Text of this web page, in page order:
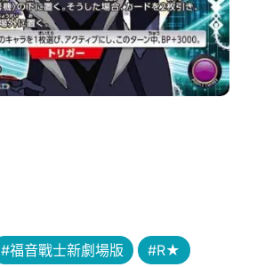
#福音戰士新劇場版
#R★